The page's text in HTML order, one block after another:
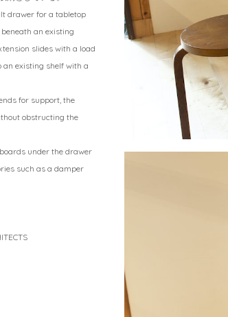
drawer for a tabletop
an existing
slides with a load
existing shelf with a
for support, the
obstructing the
under the drawer
such as a damper